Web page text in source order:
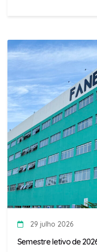
29 julho 2026
Semestre letivo de